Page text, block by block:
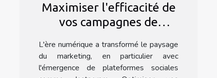
Maximiser l'efficacité de
vos campagnes de
avec l'application
Linktree
L'ère numérique a transformé le paysage
du marketing, en particulier avec
l'émergence de plateformes sociales